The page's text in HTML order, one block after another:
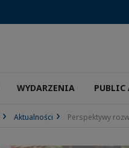
WYDARZENIA PUBLIC
Aktualności Perspektywy